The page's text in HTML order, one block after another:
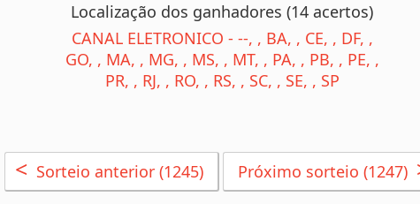
Localização dos ganhadores (14 acertos)
CANAL ELETRONICO - --, , BA, , CE, , DF, ,
GO, , MA, , MG, , MS, , MT, , PA, , PB, , PE, ,
PR, , RJ, , RO, , RS, , SC, , SE, , SP
< Sorteio anterior (1245) Próximo sorteio (1247)